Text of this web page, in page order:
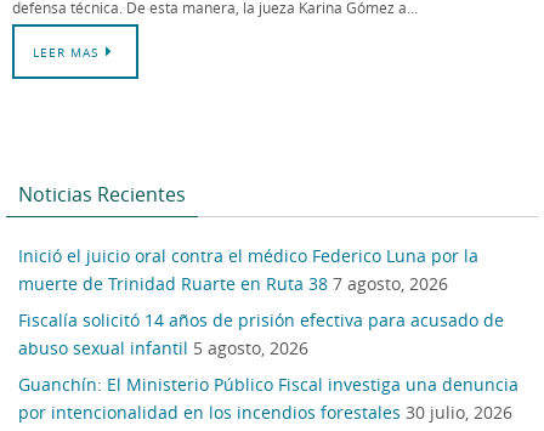
defensa técnica. De esta manera, la jueza Karina Gómez a…
LEER MAS
Noticias Recientes
Inició el juicio oral contra el médico Federico Luna por la
muerte de Trinidad Ruarte en Ruta 38 7 agosto, 2026
Fiscalía solicitó 14 años de prisión efectiva para acusado de
abuso sexual infantil 5 agosto, 2026
Guanchín: El Ministerio Público Fiscal investiga una denuncia
por intencionalidad en los incendios forestales 30 julio, 2026